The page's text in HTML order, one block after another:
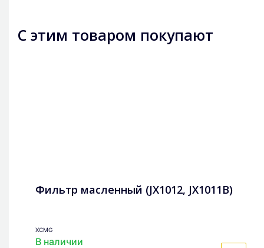
С этим товаром покупают
Фильтр масленный (JX1012, JX1011B)
XCMG
В наличии